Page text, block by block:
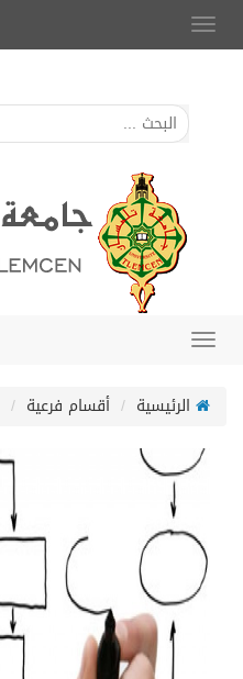
Toggle
navigation
Toggle
الرئيسية
أقسام فرعية